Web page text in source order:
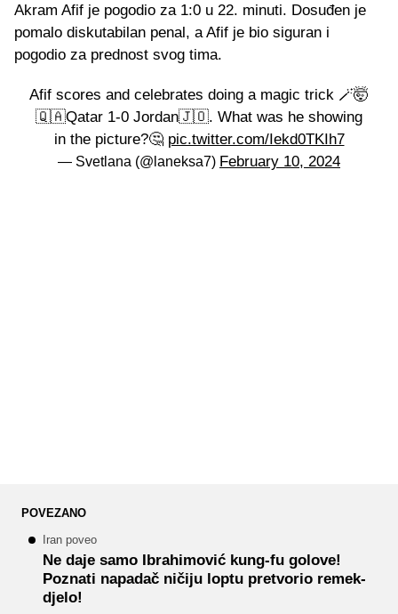
Akram Afif je pogodio za 1:0 u 22. minuti. Dosuđen je
pomalo diskutabilan penal, a Afif je bio siguran i
pogodio za prednost svog tima.
Afif scores and celebrates doing a magic trick 🪄🤯
🇶🇦Qatar 1-0 Jordan🇯🇴. What was he showing
in the picture?🤔 pic.twitter.com/Iekd0TKIh7
— Svetlana (@laneksa7) February 10, 2024
POVEZANO
Iran poveo
Ne daje samo Ibrahimović kung-fu golove!
Poznati napadač ničiju loptu pretvorio remek-
djelo!